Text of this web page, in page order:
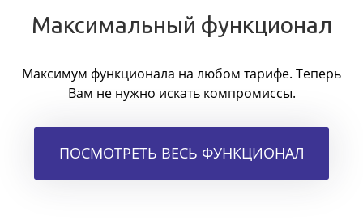
Максимальный функционал
Максимум функционала на любом тарифе. Теперь
Вам не нужно искать компромиссы.
ПОСМОТРЕТЬ ВЕСЬ ФУНКЦИОНАЛ